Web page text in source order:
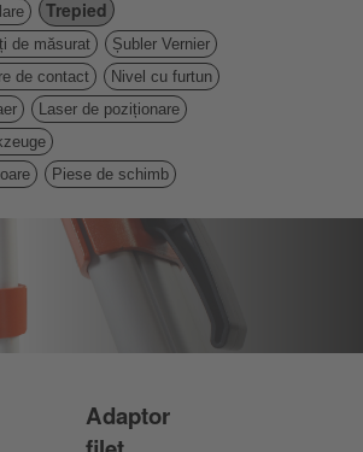
Trepied
de măsurat
Șubler Vernier
de contact
Nivel cu furtun
Laser de poziționare
Piese de schimb
Adaptor